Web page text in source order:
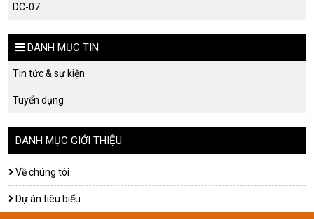
DC-07
DANH MỤC TIN
Tin tức & sự kiện
Tuyển dụng
DANH MỤC GIỚI THIỆU
Về chúng tôi
Dự án tiêu biểu